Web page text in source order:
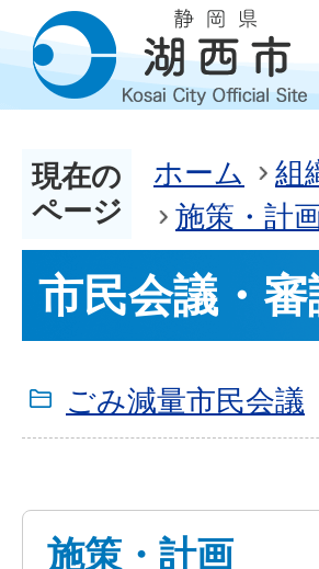
現在の
ページ
ホーム 組
施策・計
市民会議・
ごみ減量市民会議
施策・計画